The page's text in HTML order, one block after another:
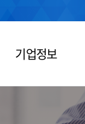
기업정보